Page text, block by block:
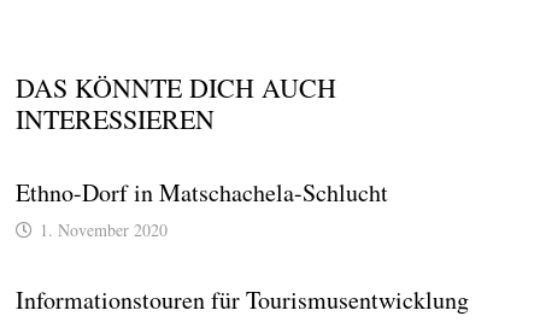
DAS KÖNNTE DICH AUCH
INTERESSIEREN
Ethno-Dorf in Matschachela-Schlucht
1. November 2020
Informationstouren für Tourismusentwicklung